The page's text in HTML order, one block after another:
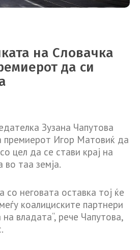
на Словачка
да си
Зузана Чапутова
премиерот Игор Матовиќ да
цел да се стави крај на
во таа земја.
со неговата оставка тој ќе
коалициските партнери
на владата“, рече Чапутова,